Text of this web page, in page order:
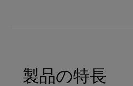
製品の特長